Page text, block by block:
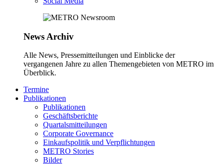
News Archiv
Alle News, Pressemitteilungen und Einblicke der
vergangenen Jahre zu allen Themengebieten von METRO im
Überblick.
Termine
Publikationen
Publikationen
Geschäftsberichte
Quartalsmitteilungen
Corporate Governance
Einkaufspolitik und Verpflichtungen
METRO Stories
Bilder